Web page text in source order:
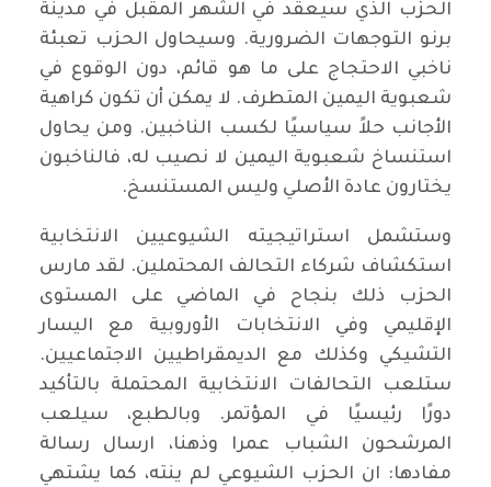
الحزب الذي سيعقد في الشهر المقبل في مدينة
برنو التوجهات الضرورية. وسيحاول الحزب تعبئة
ناخبي الاحتجاج على ما هو قائم، دون الوقوع في
شعبوية اليمين المتطرف. لا يمكن أن تكون كراهية
الأجانب حلاً سياسيًا لكسب الناخبين. ومن يحاول
استنساخ شعبوية اليمين لا نصيب له، فالناخبون
يختارون عادة الأصلي وليس المستنسخ.
وستشمل استراتيجيته الشيوعيين الانتخابية
استكشاف شركاء التحالف المحتملين. لقد مارس
الحزب ذلك بنجاح في الماضي على المستوى
الإقليمي وفي الانتخابات الأوروبية مع اليسار
التشيكي وكذلك مع الديمقراطيين الاجتماعيين.
ستلعب التحالفات الانتخابية المحتملة بالتأكيد
دورًا رئيسيًا في المؤتمر. وبالطبع، سيلعب
المرشحون الشباب عمرا وذهنا، ارسال رسالة
مفادها: ان الحزب الشيوعي لم ينته، كما يشتهي